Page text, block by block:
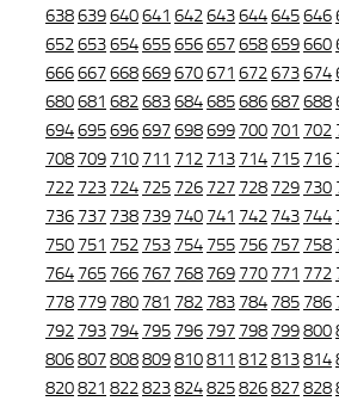
638639640641 642643644645646
652653654655656657658659660
666667668669670671 672673674
680681 682683684685686687688
694695696697698699 700 701 702
708 709 710 711 712 713 714 715 716
722 723 724 725 726 727 728 729 730
736 737 738 739 740 741 742 743 744
750 751 752 753 754 755 756 757 758
764 765 766 767 768 769 770 771 772
778 779 780 781 782 783 784 785 786
792 793 794 795 796 797 798 799800
806807808809810811 812813814
820821 822823824825826827828